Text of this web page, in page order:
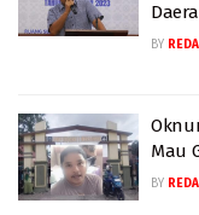
BY
Mau
BY